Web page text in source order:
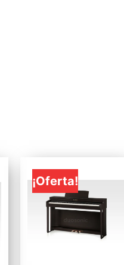
¡Oferta!